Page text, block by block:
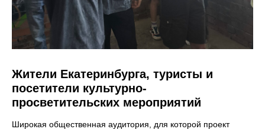
Жители Екатеринбурга, туристы и
посетители культурно-
просветительских мероприятий
Широкая общественная аудитория, для которой проект